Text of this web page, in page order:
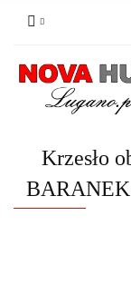
Krzesło